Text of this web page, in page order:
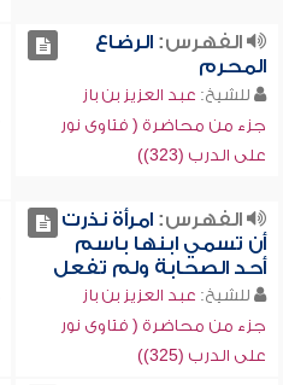
الفهرس:الرضاع
المحرم
للشيخ: عبد العزيز بن باز
جزء من محاضرة ( فتاوى نور
على الدرب (323))
الفهرس:امرأة نذرت
أن تسمي ابنها باسم
أحد الصحابة ولم تفعل
للشيخ: عبد العزيز بن باز
جزء من محاضرة ( فتاوى نور
على الدرب (325))